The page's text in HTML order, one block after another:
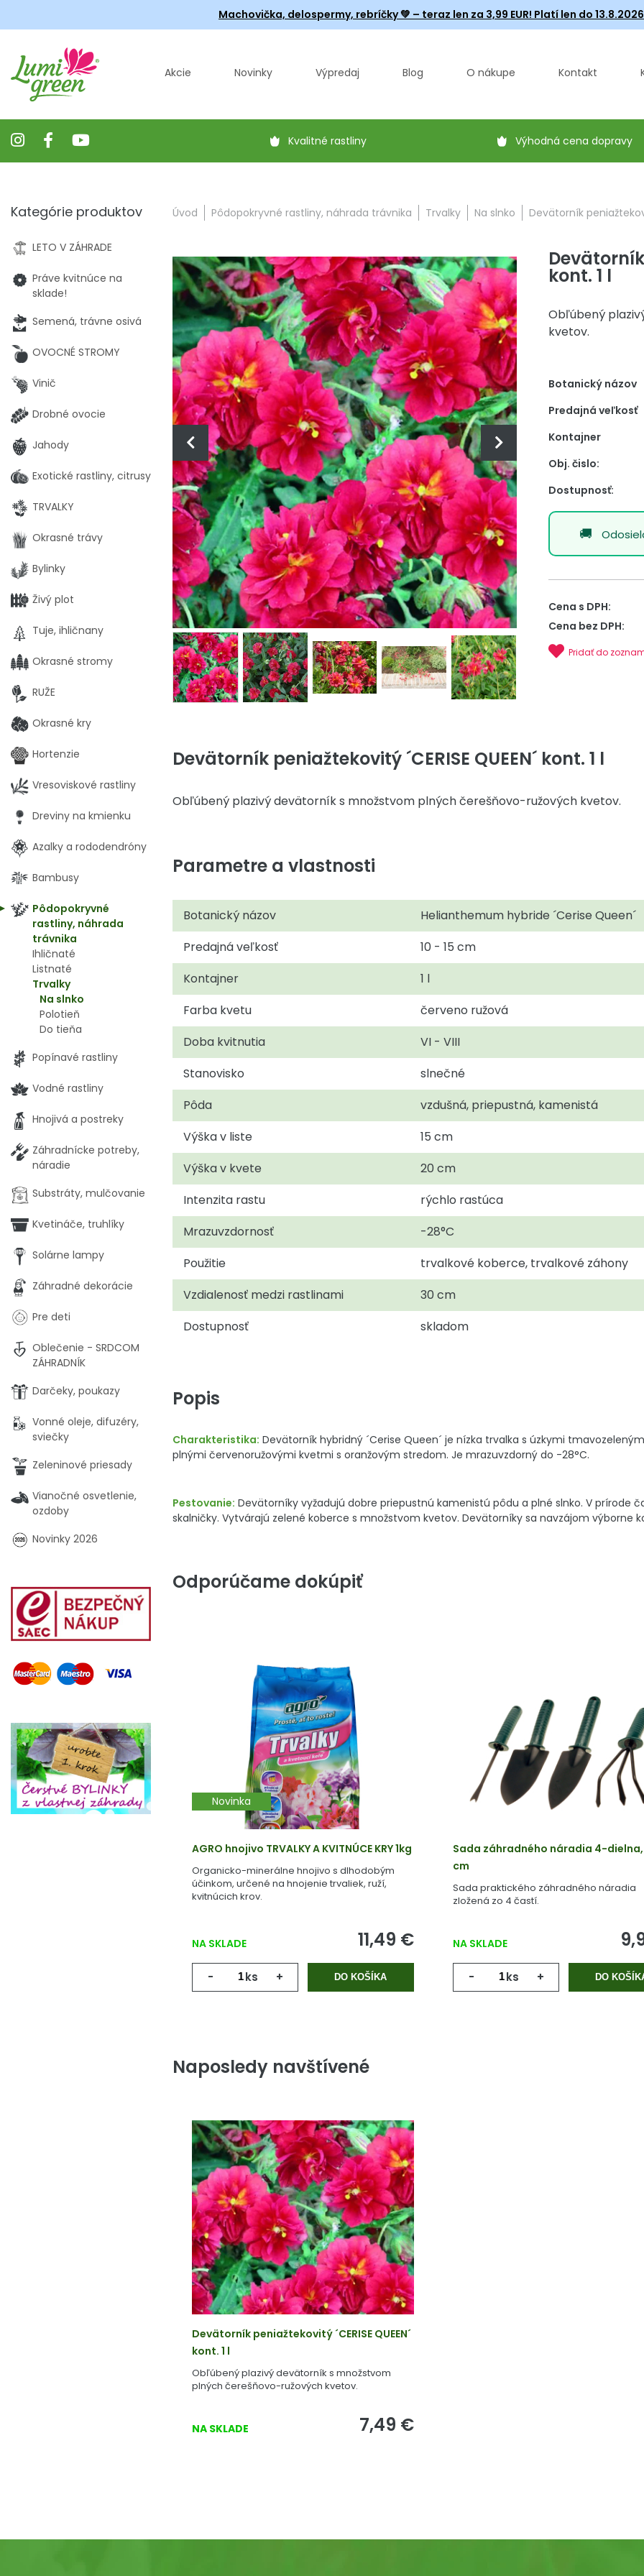
Machovička, delospermy, rebríčky💚 – teraz len za 3,99 EUR! Platí len do
Akcie Novinky Výpredaj Blog O nákupe Kontakt
Kvalitné rastliny Výhodná cena dopravy
Úvod Pôdopokryvné rastliny, náhrada trávnika Trvalky Na slnko Devätorník
Devätorník
kont. 1 l
Obľúbený
kvetov.
Botanický názov
Predajná veľkosť
Kontajner
Obj. čislo:
Dostupnosť:
Cena s DPH:
Cena bez DPH:
Pridať do
Devätorník peniažtekovitý ´CERISE QUEEN´ kont. 1 l
Obľúbený plazivý devätorník s množstvom plných čerešňovo-ružových kvetov.
Parametre a vlastnosti
Botanický názov
Helianthemum hybride ´Cerise Queen´
Predajná veľkosť
10 - 15 cm
Kontajner
1 l
Farba kvetu
červeno ružová
Doba kvitnutia
VI - VIII
Stanovisko
slnečné
Pôda
vzdušná, priepustná, kamenistá
Výška v liste
15 cm
Výška v kvete
20 cm
Intenzita rastu
rýchlo rastúca
Mrazuvzdornosť
-28°C
Použitie
trvalkové koberce, trvalkové záhony
Vzdialenosť medzi rastlinami
30 cm
Dostupnosť
skladom
Popis
Charakteristika: Devätorník hybridný ´Cerise Queen´ je nízka trvalka s úzkymi
plnými červenoružovými kvetmi s oranžovým stredom. Je mrazuvzdorný do -28°C.
Pestovanie: Devätorníky vyžadujú dobre priepustnú kamenistú pôdu a plné slnko. V
skalničky. Vytvárajú zelené koberce s množstvom kvetov. Devätorníky sa navzájom výborne
Odporúčame dokúpiť
Novinka
AGRO hnojivo TRVALKY A KVITNÚCE KRY 1kg
Organicko-minerálne hnojivo s dlhodobým
účinkom, určené na hnojenie trvaliek, ruží,
kvitnúcich krov.
NA SKLADE 11,49 €
- ks + DO KOŠÍKA
Sada záhradného náradia 4-
cm
Sada praktického záhradného náradia
zložená zo 4 častí.
NA SKLADE
- ks + DO
Naposledy navštívené
Devätorník peniažtekovitý ´CERISE QUEEN´
kont. 1 l
Obľúbený plazivý devätorník s množstvom
plných čerešňovo-ružových kvetov.
NA SKLADE 7,49 €
Kategórie produktov
LETO V ZÁHRADE
Práve kvitnúce na
sklade!
Semená, trávne osivá
OVOCNÉ STROMY
Vinič
Drobné ovocie
Jahody
Exotické rastliny, citrusy
TRVALKY
Okrasné trávy
Bylinky
Živý plot
Tuje, ihličnany
Okrasné stromy
RUŽE
Okrasné kry
Hortenzie
Vresoviskové rastliny
Dreviny na kmienku
Azalky a rododendróny
Bambusy
Pôdopokryvné
rastliny, náhrada
trávnika
Ihličnaté
Listnaté
Trvalky
Na slnko
Polotieň
Do tieňa
Popínavé rastliny
Vodné rastliny
Hnojivá a postreky
Záhradnícke potreby,
náradie
Substráty, mulčovanie
Kvetináče, truhlíky
Solárne lampy
Záhradné dekorácie
Pre deti
Oblečenie - SRDCOM
ZÁHRADNÍK
Darčeky, poukazy
Vonné oleje, difuzéry,
sviečky
Zeleninové priesady
Vianočné osvetlenie,
ozdoby
Novinky 2026